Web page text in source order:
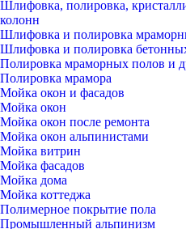
Шлифовка, полировка,
колонн
Шлифовка и полировка
Шлифовка и полировка
Полировка мраморных полов и
Полировка мрамора
Мойка окон и фасадов
Мойка окон
Мойка окон после ремонта
Мойка окон альпинистами
Мойка витрин
Мойка фасадов
Мойка дома
Мойка коттеджа
Полимерное покрытие пола
Промышленный альпинизм